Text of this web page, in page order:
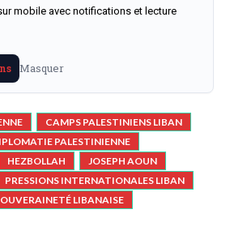
mobile avec notifications et lecture
Masquer
CAMPS PALESTINIENS LIBAN
PALESTINIENNE
HEZBOLLAH
JOSEPH AOUN
PRESSIONS INTERNATIONALES LIBAN
LIBANAISE